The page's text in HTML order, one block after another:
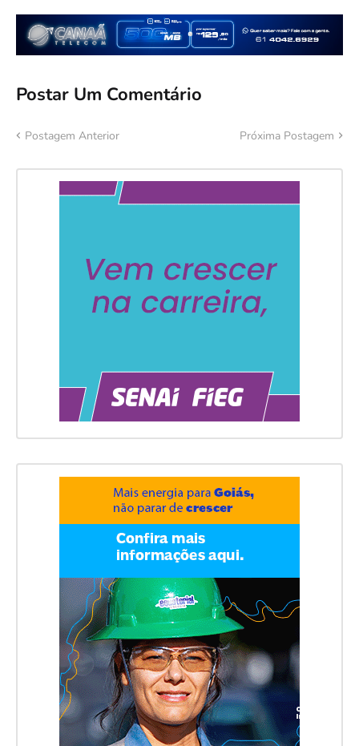
Postar Um Comentário
Postagem Anterior Próxima Postagem